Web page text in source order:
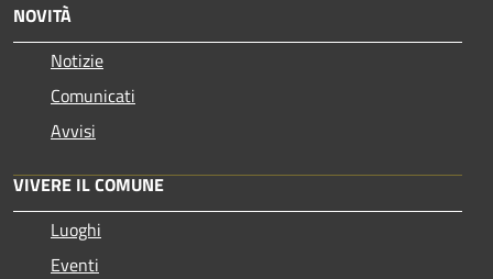
NOVITÀ
Notizie
Comunicati
Avvisi
VIVERE IL COMUNE
Luoghi
Eventi